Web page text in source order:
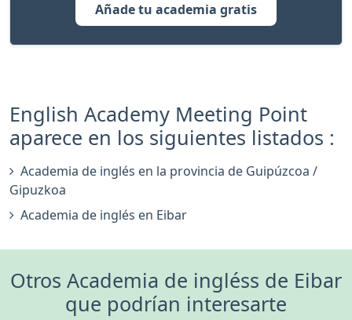
Añade tu academia gratis
English Academy Meeting Point
aparece en los siguientes listados :
Academia de inglés en la provincia de Guipúzcoa /
Gipuzkoa
Academia de inglés en Eibar
Otros Academia de ingléss de Eibar
que podrían interesarte